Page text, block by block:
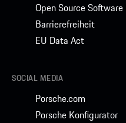
Open Source
Barrierefreiheit
EU Data Act
SOCIAL MEDIA
Porsche.com
Porsche Konfigurator